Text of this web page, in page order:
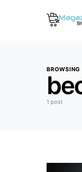
BROWSING
1 post